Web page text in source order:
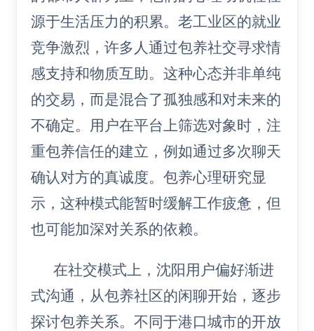
源于生活压力的积累。老工业区的就业
竞争激烈，许多人通过包养社交寻求情
感支持和物质互助。这种心态并非单纯
的交易，而是混合了孤独感和对未来的
不确定。用户在平台上筛选对象时，注
重包养信任的建立，例如通过多次聊天
确认对方的真诚度。包养心理研究显
示，这种模式能暂时缓解工作疲惫，但
也可能加深对关系的依赖。
在社交模式上，沈阳用户偏好渐进
式沟通，从包养社区的闲聊开始，逐步
探讨包养关系。不同于港口城市的开放